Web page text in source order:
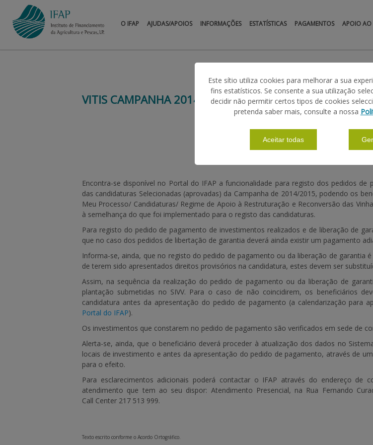
O IFAP AJUDAS/APOIOS INFORMAÇÕES ESTATÍSTICAS PAGAMENTOS APOIO AO
VITIS CAMPANHA 2014/2015
Encontra-se disponível no Portal do IFAP a funcionalidade para registo dos pedidos
das candidaturas Selecionadas (aprovadas) da Campanha de 2014/2015, podendo os
Meu Processo/ Candidaturas/ Regime de Apoio à Restruturação e Reconversão das
à semelhança do que foi implementado para o registo das candidaturas.
Para registo do pedido de pagamento de investimentos realizados e de liberação de
que no caso dos pedidos de libertação de garantia deverá ainda existir um pagamento
Informa-se, ainda, que no registo do pedido de pagamento ou da liberação de garantia
de terem sido apresentados direitos provisórios na candidatura, estes devem ser
Assim, na sequência da realização do pedido de pagamento ou da liberação de
plantação submetidas no SIVV. Para o caso de não coincidirem, os beneficiários
candidatura antes da apresentação do pedido de pagamento (a calendarização para
Portal do IFAP).
Os investimentos que constarem no pedido de pagamento são verificados em sede de
Alerta-se, ainda, que o beneficiário deverá proceder à atualização dos dados no
locais de investimento e antes da apresentação do pedido de pagamento, através de
para o efeito.
Para esclarecimentos adicionais poderá contactar o IFAP através do endereço de
atendimento que tem ao seu dispor: Atendimento Presencial, na Rua Fernando
Call Center 217 513 999.
Texto escrito conforme o Acordo Ortográfico.
Este sítio utiliza cookies para melhorar a sua
fins estatísticos. Se consente a sua utilização
decidir não permitir certos tipos de cookies
pretenda saber mais, consulte a nossa
Aceitar todas